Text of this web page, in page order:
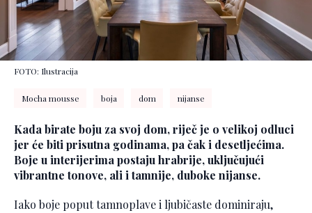
FOTO: Ilustracija
Mocha mousse boja dom nijanse
Kada birate boju za svoj dom, riječ je o velikoj odluci
jer će biti prisutna godinama, pa čak i desetljećima.
Boje u interijerima postaju hrabrije, uključujući
vibrantne tonove, ali i tamnije, duboke nijanse.
Iako boje poput tamnoplave i ljubičaste dominiraju,